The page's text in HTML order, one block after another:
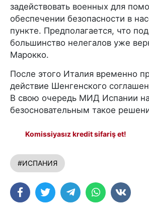
задействовать военных для
обеспечении безопасности в
пункте. Предполагается, что
большинство нелегалов уже
Марокко.
После этого Италия временно
действие Шенгенского
В свою очередь МИД Испании
безосновательным такое
Komissiyasız kredit sifariş et!
#ИСПАНИЯ